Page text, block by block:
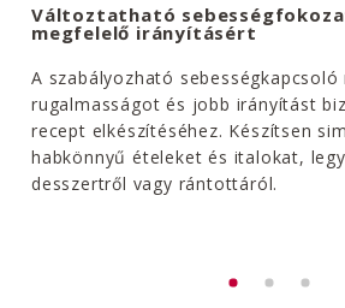
Változtatható
megfelelő irányításért
A szabályozható sebességkapcsoló
rugalmasságot és jobb irányítást
recept elkészítéséhez. Készítsen
habkönnyű ételeket és italokat,
desszertről vagy rántottáról.